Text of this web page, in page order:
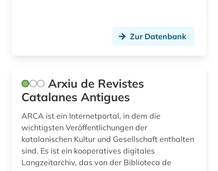
klassische philologie (1)
kollokationswörterbuch (1)
kolonialismus (1)
Zur Datenbank
Arxiu de Revistes
Catalanes Antigues
ARCA ist ein Internetportal, in dem die
wichtigsten Veröffentlichungen der
katalanischen Kultur und Gesellschaft enthalten
sind. Es ist ein kooperatives digitales
Langzeitarchiv, das von der Biblioteca de